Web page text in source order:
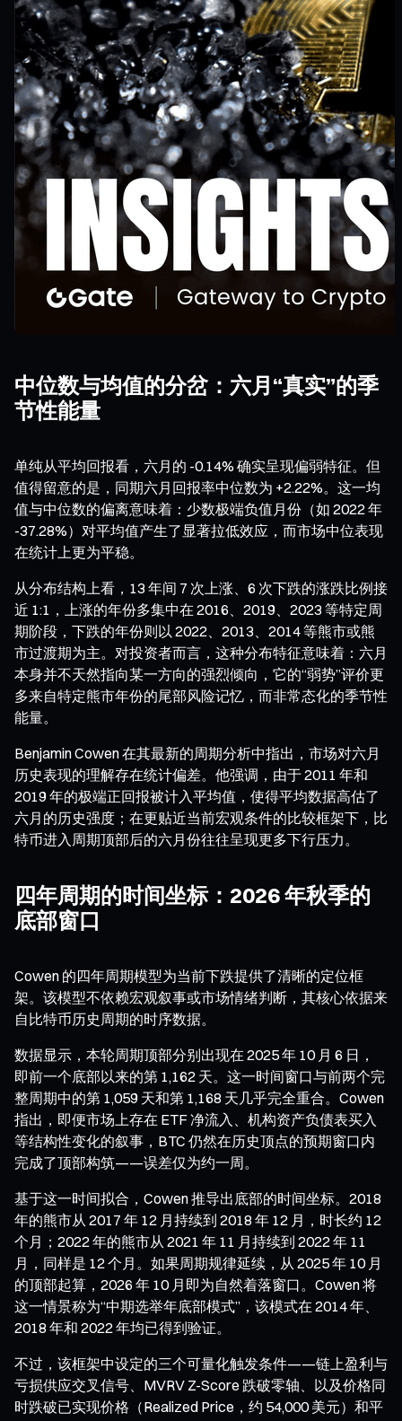
中位数与均值的分岔：六月“真实”的季
节性能量
单纯从平均回报看，六月的 -0.14% 确实呈现偏弱特征。但
值得留意的是，同期六月回报率中位数为 +2.22%。这一均
值与中位数的偏离意味着：少数极端负值月份（如 2022 年
-37.28%）对平均值产生了显著拉低效应，而市场中位表现
在统计上更为平稳。
从分布结构上看，13 年间 7 次上涨、6 次下跌的涨跌比例接
近 1:1，上涨的年份多集中在 2016、2019、2023 等特定周
期阶段，下跌的年份则以 2022、2013、2014 等熊市或熊
市过渡期为主。对投资者而言，这种分布特征意味着：六月
本身并不天然指向某一方向的强烈倾向，它的“弱势”评价更
多来自特定熊市年份的尾部风险记忆，而非常态化的季节性
能量。
Benjamin Cowen 在其最新的周期分析中指出，市场对六月
历史表现的理解存在统计偏差。他强调，由于 2011 年和
2019 年的极端正回报被计入平均值，使得平均数据高估了
六月的历史强度；在更贴近当前宏观条件的比较框架下，比
特币进入周期顶部后的六月份往往呈现更多下行压力。
四年周期的时间坐标：2026 年秋季的
底部窗口
Cowen 的四年周期模型为当前下跌提供了清晰的定位框
架。该模型不依赖宏观叙事或市场情绪判断，其核心依据来
自比特币历史周期的时序数据。
数据显示，本轮周期顶部分别出现在 2025 年 10 月 6 日，
即前一个底部以来的第 1,162 天。这一时间窗口与前两个完
整周期中的第 1,059 天和第 1,168 天几乎完全重合。Cowen
指出，即便市场上存在 ETF 净流入、机构资产负债表买入
等结构性变化的叙事，BTC 仍然在历史顶点的预期窗口内
完成了顶部构筑——误差仅为约一周。
基于这一时间拟合，Cowen 推导出底部的时间坐标。2018
年的熊市从 2017 年 12 月持续到 2018 年 12 月，时长约 12
个月；2022 年的熊市从 2021 年 11 月持续到 2022 年 11
月，同样是 12 个月。如果周期规律延续，从 2025 年 10 月
的顶部起算，2026 年 10 月即为自然着落窗口。Cowen 将
这一情景称为“中期选举年底部模式”，该模式在 2014 年、
2018 年和 2022 年均已得到验证。
不过，该框架中设定的三个可量化触发条件——链上盈利与
亏损供应交叉信号、MVRV Z-Score 跌破零轴、以及价格同
时跌破已实现价格（Realized Price，约 54,000 美元）和平